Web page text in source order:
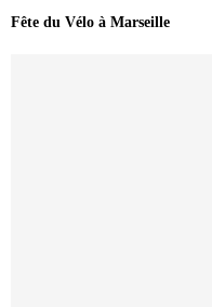
Fête du Vélo à Marseille